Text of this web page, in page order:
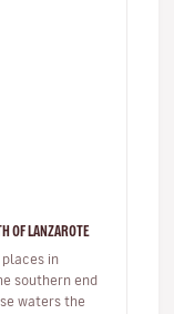
OF LANZAROTE
in
southern end
waters the